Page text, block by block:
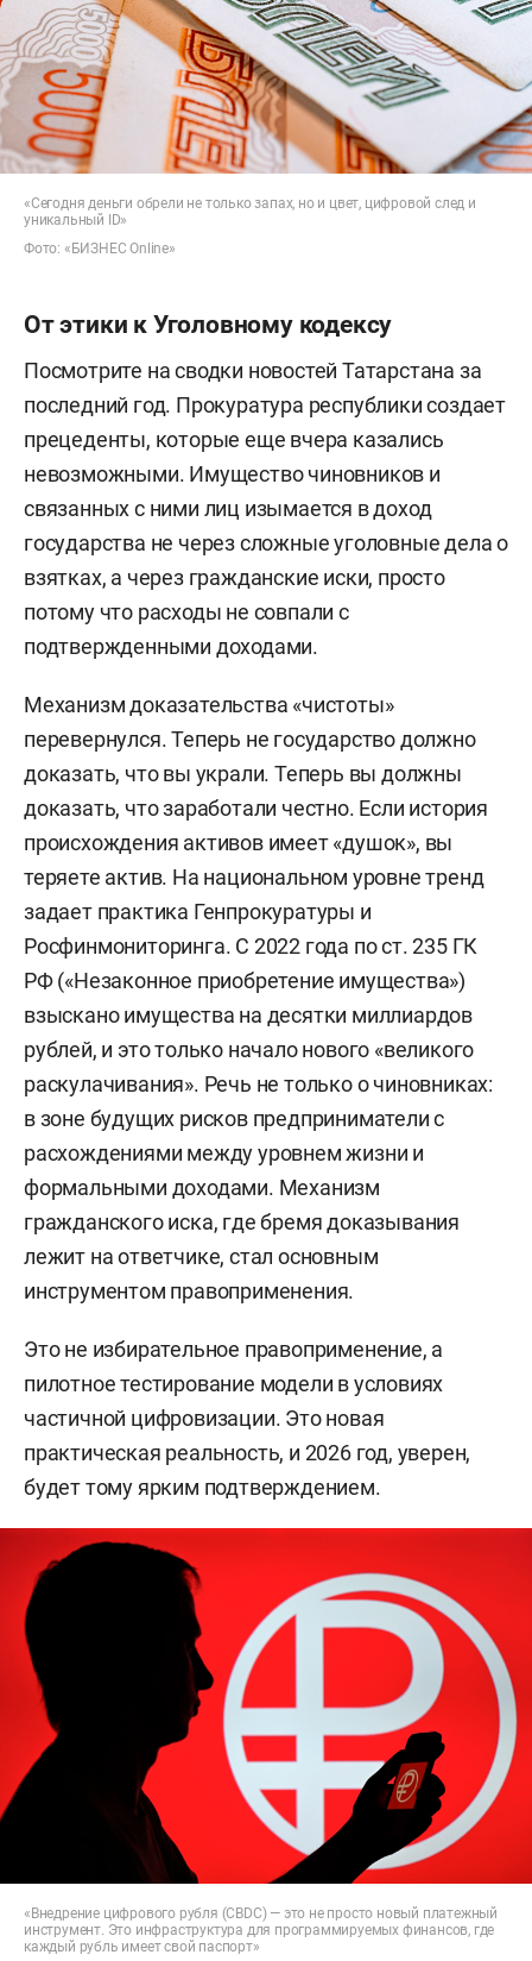
«Сегодня деньги обрели не только запах, но и цвет, цифровой след и
уникальный ID»
Фото: «БИЗНЕС Online»
От этики к Уголовному кодексу
Посмотрите на сводки новостей Татарстана за
последний год. Прокуратура республики создает
прецеденты, которые еще вчера казались
невозможными. Имущество чиновников и
связанных с ними лиц изымается в доход
государства не через сложные уголовные дела о
взятках, а через гражданские иски, просто
потому что расходы не совпали с
подтвержденными доходами.
Механизм доказательства «чистоты»
перевернулся. Теперь не государство должно
доказать, что вы украли. Теперь вы должны
доказать, что заработали честно. Если история
происхождения активов имеет «душок», вы
теряете актив. На национальном уровне тренд
задает практика Генпрокуратуры и
Росфинмониторинга. С 2022 года по ст. 235 ГК
РФ («Незаконное приобретение имущества»)
взыскано имущества на десятки миллиардов
рублей, и это только начало нового «великого
раскулачивания». Речь не только о чиновниках:
в зоне будущих рисков предприниматели с
расхождениями между уровнем жизни и
формальными доходами. Механизм
гражданского иска, где бремя доказывания
лежит на ответчике, стал основным
инструментом правоприменения.
Это не избирательное правоприменение, а
пилотное тестирование модели в условиях
частичной цифровизации. Это новая
практическая реальность, и 2026 год, уверен,
будет тому ярким подтверждением.
«Внедрение цифрового рубля (CBDC) — это не просто новый платежный
инструмент. Это инфраструктура для программируемых финансов, где
каждый рубль имеет свой паспорт»